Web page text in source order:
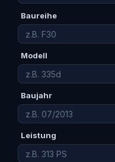
Baureihe
Modell
Baujahr
Leistung